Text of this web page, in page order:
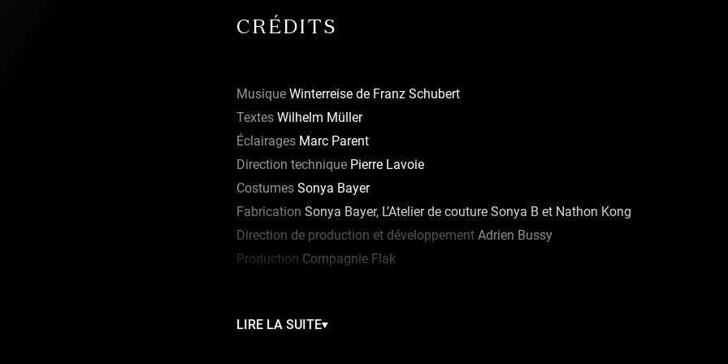
José
du Centre
CRÉDITS
MusiqueWinterreise de Franz Schubert
TextesWilhelm Müller
ÉclairagesMarc Parent
Direction techniquePierre Lavoie
CostumesSonya Bayer
Fabrication Sonya Bayer, L’Atelier de couture Sonya B et Nathon Kong
Direction de production et développementAdrien Bussy
Production Compagnie Flak
LIRE LA SUITE